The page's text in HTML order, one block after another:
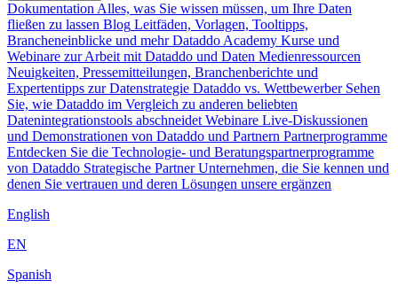
Dokumentation Alles, was Sie wissen müssen, um Ihre Daten
fließen zu lassen Blog Leitfäden, Vorlagen, Tooltipps,
Brancheneinblicke und mehr Dataddo Academy Kurse und
Webinare zur Arbeit mit Dataddo und Daten Medienressourcen
Neuigkeiten, Pressemitteilungen, Branchenberichte und
Expertentipps zur Datenstrategie Dataddo vs. Wettbewerber Sehen
Sie, wie Dataddo im Vergleich zu anderen beliebten
Datenintegrationstools abschneidet Webinare Live-Diskussionen
und Demonstrationen von Dataddo und Partnern Partnerprogramme
Entdecken Sie die Technologie- und Beratungspartnerprogramme
von Dataddo Strategische Partner Unternehmen, die Sie kennen und
denen Sie vertrauen und deren Lösungen unsere ergänzen
English
EN
Spanish